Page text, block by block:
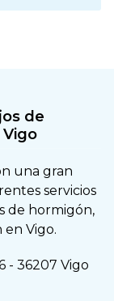
de
una gran
servicios
de hormigón,
Vigo.
- 36207 Vigo